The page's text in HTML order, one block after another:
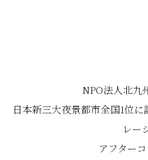
NPO法人北九
日本新三大夜景都市全国1位
レー
アフター